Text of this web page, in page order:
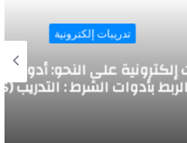
أدوات الشرط :
: التدريب (5)